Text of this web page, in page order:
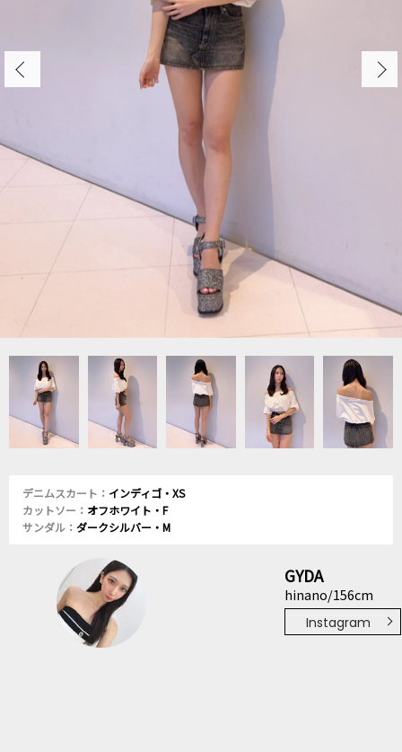
デニムスカート： インディゴ・XS
カットソー： オフホワイト・F
サンダル： ダークシルバー・M
GYDA
hinano/156cm
Instagram